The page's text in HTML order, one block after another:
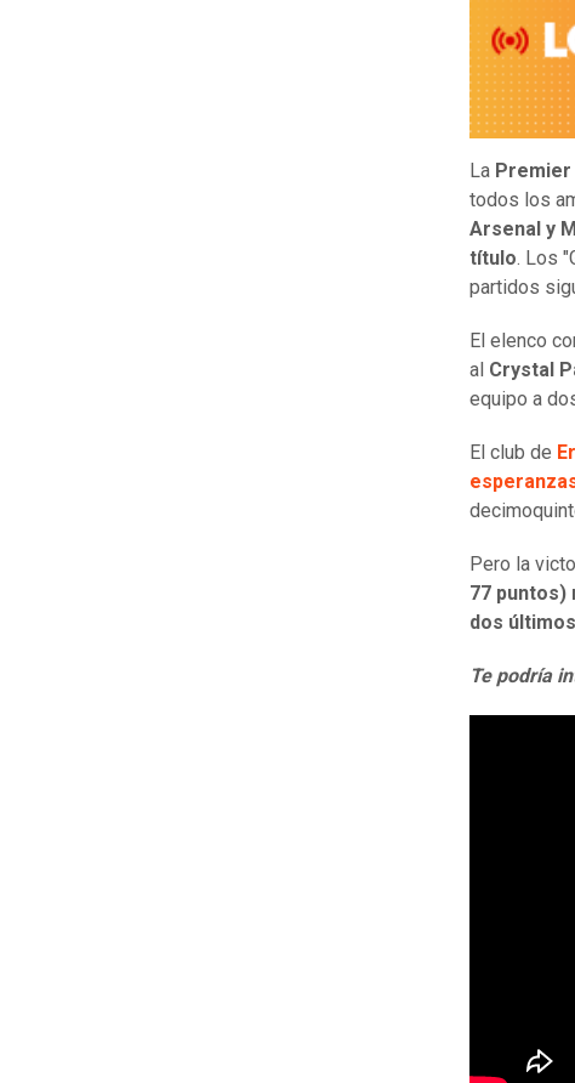
La
todos los
Arsenal y
título. Los
partidos
El elenco
al Crystal
equipo a
El club de
Pero la
77 puntos)
dos
Te podría